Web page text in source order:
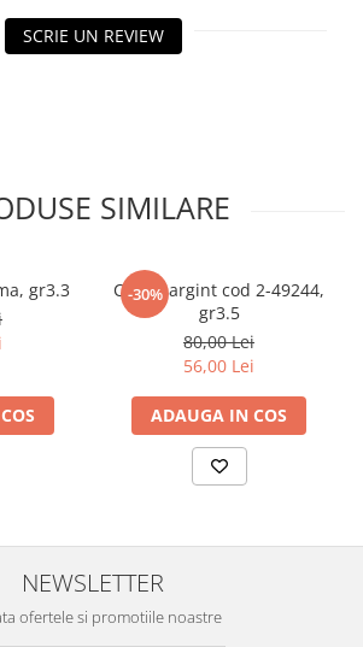
SCRIE UN REVIEW
SIMILARE
gr3.3
-30%
Cercei argint cod 2-49244,
gr3.5
80,00 Lei
56,00 Lei
ADAUGA IN COS
NEWSLETTER
ofertele si promotiile noastre